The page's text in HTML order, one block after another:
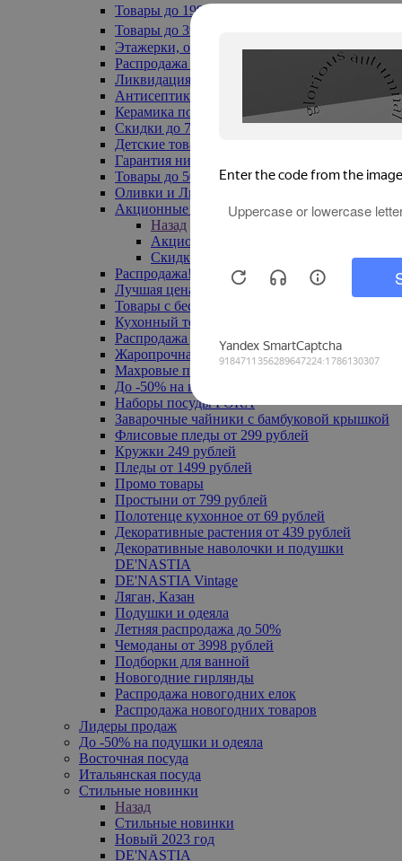
Товары до 199₽
Товары до 399₽
Этажерки, обувницы
Распродажа текстиля до -50%
Ликвидация до -70%
Антисептики
Керамика по 129 руб
Скидки до 70%
Детские товары
Гарантия низкой цены
Товары до 500 руб
Оливки и Лимоны
Акционные товары
Назад
Акционные товары
Скидка 20% по промокоду
Распродажа! Ульяновск до -70%
Лучшая цена
Товары с бесплатной доставкой
Кухонный текстиль
Распродажа до -50%
Жаропрочная посуда
Махровые полотенца
До -50% на ковры
Наборы посуды FORA
Заварочные чайники с бамбуковой крышкой
Флисовые пледы от 299 рублей
Кружки 249 рублей
Пледы от 1499 рублей
Промо товары
Простыни от 799 рублей
Полотенце кухонное от 69 рублей
Декоративные растения от 439 рублей
Декоративные наволочки и подушки
DE'NASTIA
DE'NASTIA Vintage
Ляган, Казан
Подушки и одеяла
Летняя распродажа до 50%
Чемоданы от 3998 рублей
Подборки для ванной
Новогодние гирлянды
Распродажа новогодних елок
Распродажа новогодних товаров
Лидеры продаж
До -50% на подушки и одеяла
Восточная посуда
Итальянская посуда
Стильные новинки
Назад
Стильные новинки
Новый 2023 год
DE'NASTIA